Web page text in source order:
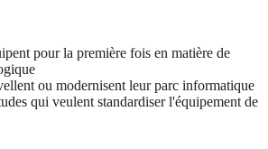
pour la première fois en matière de
ou modernisent leur parc informatique
qui veulent standardiser l'équipement de